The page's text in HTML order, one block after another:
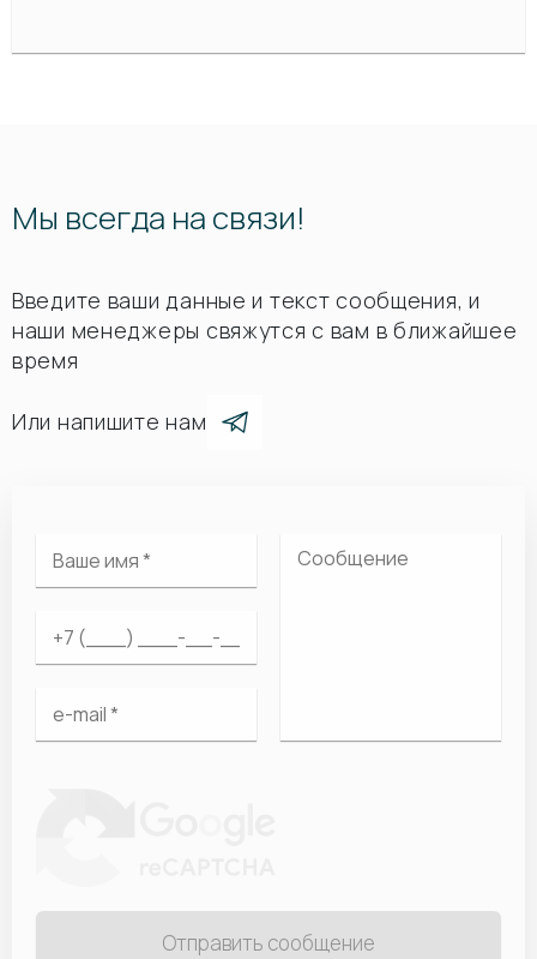
Мы всегда на связи!
Введите ваши данные и текст сообщения, и
наши менеджеры свяжутся с вам в ближайшее
время
Или напишите нам
Отправить сообщение